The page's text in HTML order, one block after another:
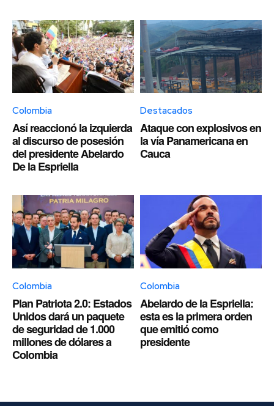
Colombia
Así reaccionó la izquierda
al discurso de posesión
del presidente Abelardo
De la Espriella
Destacados
Ataque con explosivos en
la vía Panamericana en
Cauca
Colombia
Plan Patriota 2.0: Estados
Unidos dará un paquete
de seguridad de 1.000
millones de dólares a
Colombia
Colombia
Abelardo de la Espriella:
esta es la primera orden
que emitió como
presidente